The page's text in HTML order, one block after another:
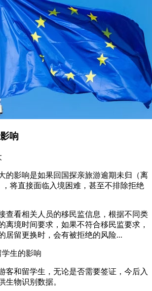
响
的影响是如果回国探亲旅游逾期未归（离
将直接面临入境困难，甚至不排除拒绝
查看相关人员的移民监信息，根据不同类
离境时间要求，如果不符合移民监要求，
居留更换时，会有被拒绝的风险...
生的影响
客和留学生，无论是否需要签证，今后入
生物识别数据。